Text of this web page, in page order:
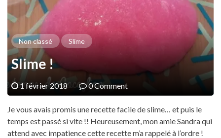
Non classé Slime
Slime !
1 février 2018 0 Comment
Je vous avais promis une recette facile de slime… et puis le
temps est passé si vite !! Heureusement, mon amie Sandra qui
attend avec impatience cette recette m’a rappelé à l’ordre !